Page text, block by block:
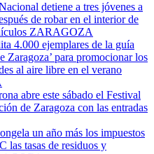
detiene a tres jóvenes a
de robar en el interior de
ZARAGOZA
4.000 ejemplares de la guía
Zaragoza’ para promocionar los
al aire libre en el verano
abre este sábado el Festival
de Zaragoza con las entradas
un año más los impuestos
las tasas de residuos y